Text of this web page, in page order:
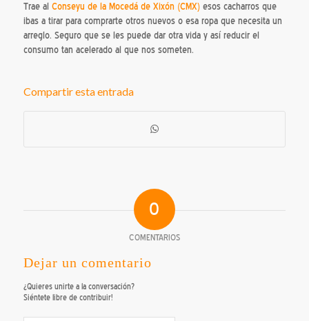
Trae al Conseyu de la Mocedá de Xixón (CMX)esos cacharros que
ibas a tirar para comprarte otros nuevos o esa ropa que necesita un
arreglo. Seguro que se les puede dar otra vida y así reducir el
consumo tan acelerado al que nos someten.
Compartir esta entrada
0
COMENTARIOS
Dejar un comentario
¿Quieres unirte a la conversación?
Siéntete libre de contribuir!